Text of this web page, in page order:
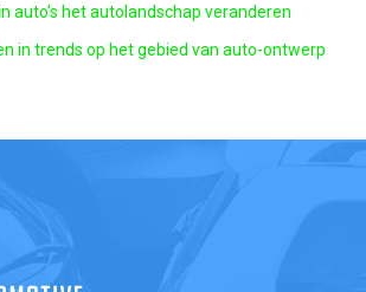
auto’s het autolandschap veranderen
in trends op het gebied van auto-ontwerp